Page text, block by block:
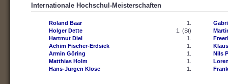
Internationale Hochschul-Meisterschaften
Roland Baar
1.
Holger Dette
1. (St)
Hartmut Diel
1.
Achim Fischer-Erdsiek
1.
Armin Göring
1.
Matthias Holm
1.
Hans-Jürgen Klose
1.
Nils